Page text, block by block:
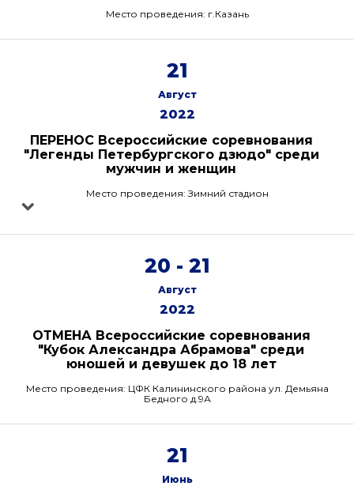
Место проведения: г.Казань
21
Август
2022
ПЕРЕНОС Всероссийские соревнования
"Легенды Петербургского дзюдо" среди
мужчин и женщин
Место проведения: Зимний стадион
20 - 21
Август
2022
ОТМЕНА Всероссийские соревнования
"Кубок Александра Абрамова" среди
юношей и девушек до 18 лет
Место проведения: ЦФК Калининского района ул. Демьяна
Бедного д.9А
21
Июнь